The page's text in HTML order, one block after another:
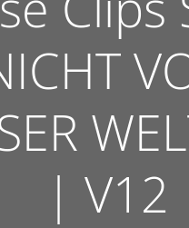
| V12